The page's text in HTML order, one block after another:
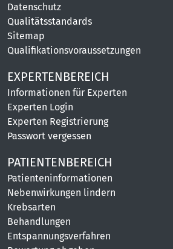
Datenschutz
Qualitätsstandards
Sitemap
Qualifikationsvoraussetzungen
EXPERTENBEREICH
Informationen für Experten
Experten Login
Experten Registrierung
Passwort vergessen
PATIENTENBEREICH
Patienteninformationen
Nebenwirkungen lindern
Krebsarten
Behandlungen
Entspannungsverfahren